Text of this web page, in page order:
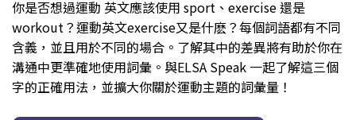
你是否想過運動 英文應該使用 sport、exercise 還是
workout？運動英文exercise又是什麽？每個詞語都有不同
含義，並且用於不同的場合。了解其中的差異將有助於你在
溝通中更準確地使用詞彙。與ELSA Speak 一起了解這三個
字的正確用法，並擴大你關於運動主題的詞彙量！